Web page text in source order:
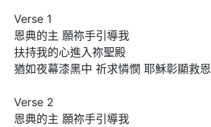
Verse 1
恩典的主 願祢手引導我
扶持我的心進入祢聖殿
猶如夜幕漆黑中 祈求憐憫 耶穌彰顯救恩
Verse 2
恩典的主 願祢手引導我